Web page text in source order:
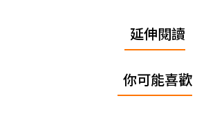
延伸閱讀
你可能喜歡